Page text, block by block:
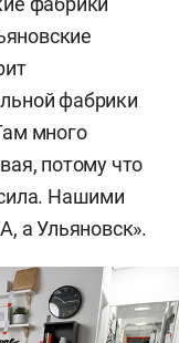
фабрики
много
потому что
Нашими
а Ульяновск».